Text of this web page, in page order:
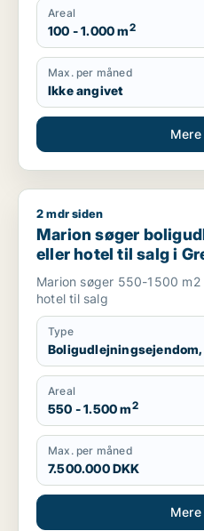
Areal
100 - 1.000 m2
Max. per måned
Ikke angivet
Marion søger
2 mdr siden
Marion søger
eller hotel til salg i
Roskilde m.fl.
Marion søger 550-1500
hotel til salg
Type
Boligudlejningsejendom,
Areal
550 - 1.500 m2
Max. per måned
7.500.000 DKK